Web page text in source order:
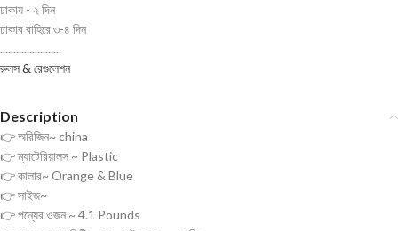
ঢাকায় - ২ দিন
ঢাকার বাহিরে ৩-৪ দিন
.......................
রুলস & রেগুলেশন
Description
👉 অরিজিন~ china
👉 ম্যাটেরিয়ালস ~ Plastic
👉 কালার~ Orange & Blue
👉 সাইজ~
👉 পন্যের ওজন ~ 4.1 Pounds